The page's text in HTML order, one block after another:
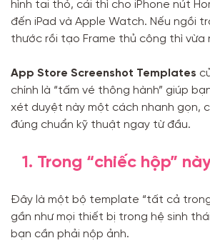
hình tai thỏ, cái thì cho iPhone nút
đến iPad và Apple Watch. Nếu ngồi
thước rồi tạo Frame thủ công thì vừa
App Store Screenshot Templates
chính là “tấm vé thông hành” giúp
xét duyệt này một cách nhanh gọn,
đúng chuẩn kỹ thuật ngay từ đầu.
1. Trong “chiếc hộp”
Đây là một bộ template “tất cả
gần như mọi thiết bị trong hệ sinh
bạn cần phải nộp ảnh.